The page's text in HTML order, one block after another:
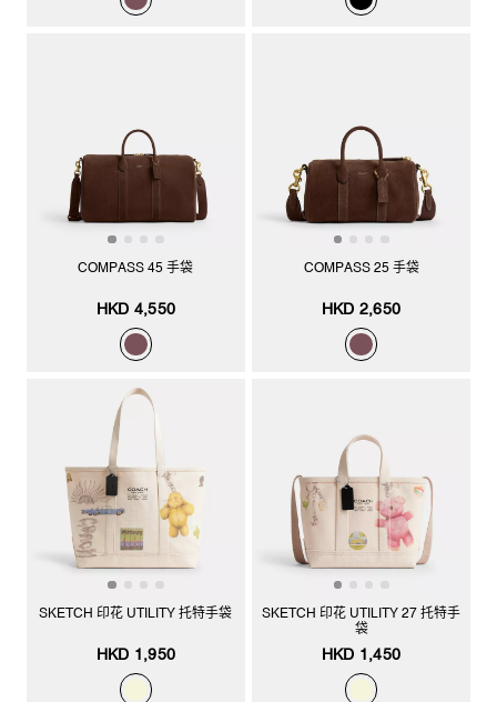
COMPASS 45 手袋
HKD 4,550
COMPASS 25 手袋
HKD 2,650
SKETCH 印花 UTILITY 托特手袋
HKD 1,950
SKETCH 印花 UTILITY 27 托特手
袋
HKD 1,450